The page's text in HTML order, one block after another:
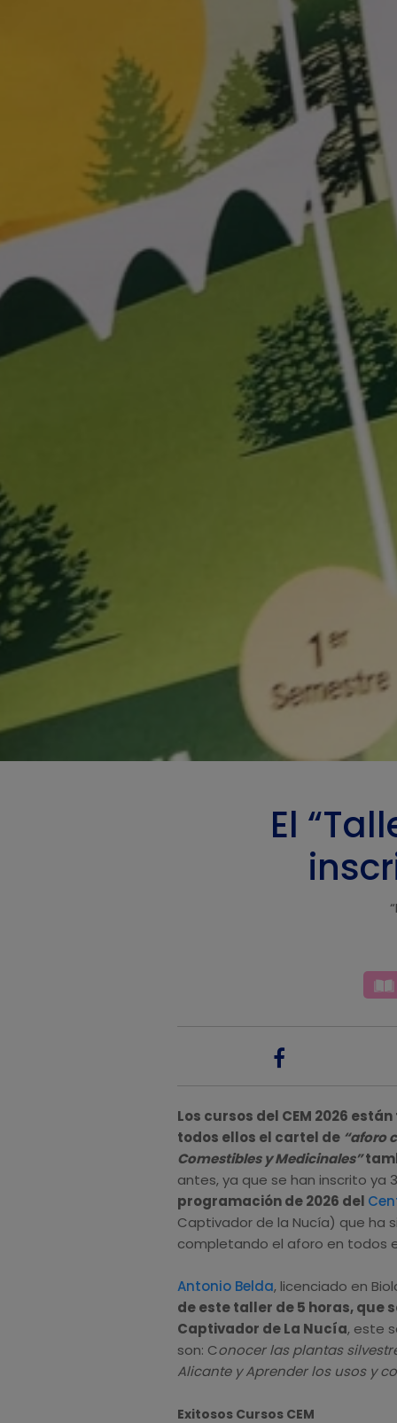
El
Los cursos del CEM 2026
todos ellos el cartel de“aforo
Comestibles y Medicinales”
antes, ya que se han inscrito ya
programación de 2026 del
Captivador de la Nucía) que ha
completando el aforo en todos
Antonio Belda, licenciado en
de este taller de 5 horas, que
Captivador de La Nucía, este
son: Conocer las plantas
Alicante y Aprender los usos y
Exitosos Cursos CEM